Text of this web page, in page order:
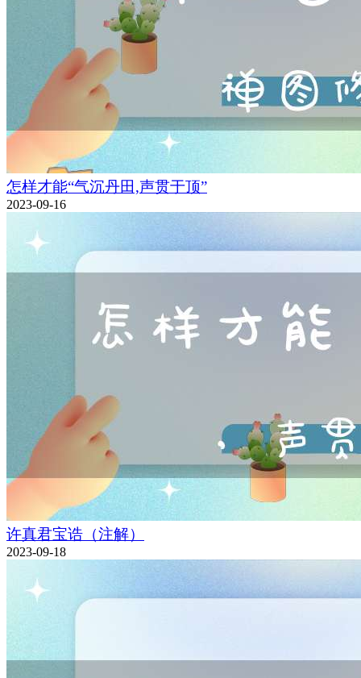
怎样才能“气沉丹田,声贯于顶”
2023-09-16
许真君宝诰（注解）
2023-09-18